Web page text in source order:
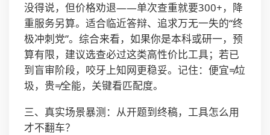
没得说，但价格劝退——单次查重就要300+，降
重服务另算。适合临近答辩、追求万无一失的“终
极冲刺党”。综合来看，如果你是本科或研一，预
算有限，建议选查必过这类高性价比工具；若已
到盲审阶段，咬牙上知网更稳妥。记住：便宜≠垃
圾，贵≠全能，关键看匹配度。
三、真实场景暴测：从开题到终稿，工具怎么用
才不翻车？